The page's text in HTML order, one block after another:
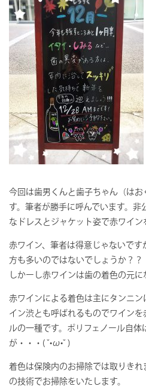
今回は歯男くんと歯子ちゃん（は
す。筆者が勝手に呼んでいます。
なドレスとジャケット姿で赤ワイン
赤ワイン、筆者は得意じゃないで
方も多いのではないでしょうか？？
しかーし赤ワインは歯の着色の元
赤ワインによる着色は主にタンニ
イン渋とも呼ばれるものでワイン
ルの一種です。ポリフェノール自体
が・・・( ˘•ω•˘ )
着色は保険内のお掃除では取りき
の技術でお掃除をいたします。